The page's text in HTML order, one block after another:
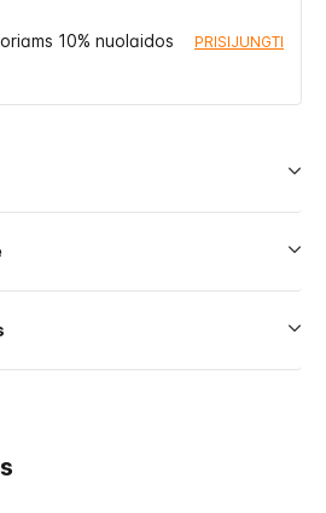
10% nuolaidos
PRISIJUNGTI